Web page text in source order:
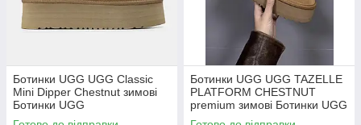
Ботинки UGG UGG Classic
Mini Dipper Chestnut зимові
Ботинки UGG
Ботинки UGG UGG TAZELLE
PLATFORM CHESTNUT
premium зимові Ботинки UGG